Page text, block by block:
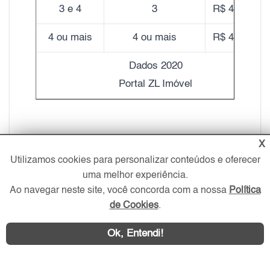
3 e 4 3 R$ 4.090,00
4 ou mais 4 ou mais R$ 4.050,00
Dados 2020
Portal ZL Imóvel
já citadas no começo do texto, o bairro
também é ótimo para quem busca
praticidade e comodidade em seu dia a dia.
A região oferece diversos ambientes, entre
eles os Hospitais Santo Antônio, o Hospital
X
Utilizamos cookies para personalizar conteúdos e oferecer
uma melhor experiência.
Ao navegar neste site, você concorda com a nossa Política
de Cookies.
Ok, Entendi!